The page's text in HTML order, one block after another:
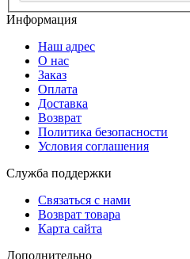
Информация
Наш адрес
О нас
Заказ
Оплата
Доставка
Возврат
Политика безопасности
Условия соглашения
Служба поддержки
Связаться с нами
Возврат товара
Карта сайта
Дополнительно